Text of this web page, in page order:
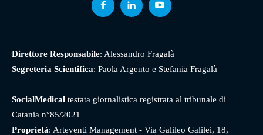
Direttore Responsabile: Alessandro Fragalà
Segreteria Scientifica: Paola Argento e Stefania Fragalà
SocialMedical testata giornalistica registrata al tribunale di
Catania n°85/2021
Proprietà: Arteventi Management - Via Galileo Galilei, 18,